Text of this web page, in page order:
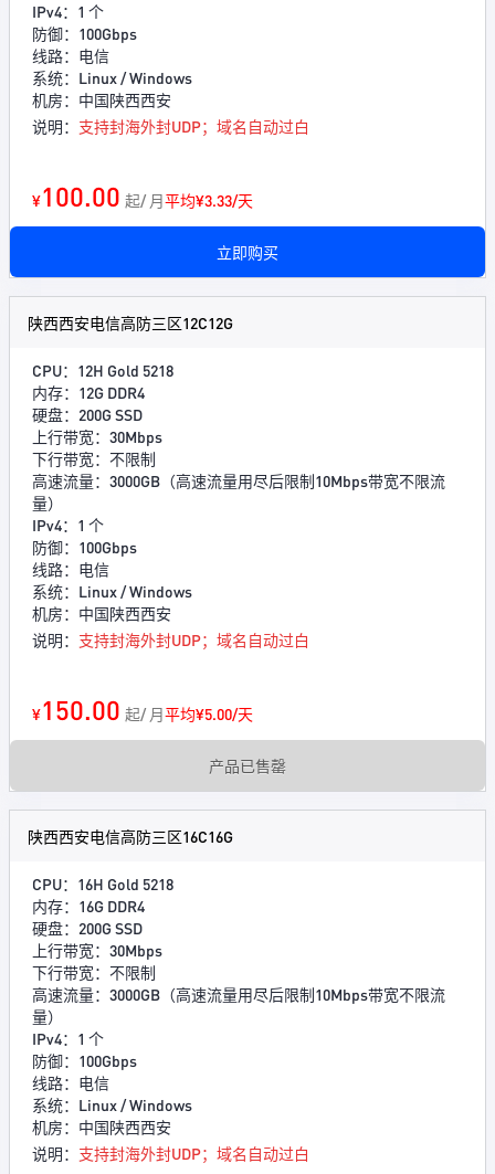
IPv4：1 个
防御：100Gbps
线路：电信
系统：Linux / Windows
机房：中国陕西西安
说明： 支持封海外封UDP；域名自动过白
¥100.00 起/ 月平均¥3.33/天
立即购买
陕西西安电信高防三区12C12G
CPU：12H Gold 5218
内存：12G DDR4
硬盘：200G SSD
上行带宽：30Mbps
下行带宽：不限制
高速流量：3000GB（高速流量用尽后限制10Mbps带宽不限流
量）
IPv4：1 个
防御：100Gbps
线路：电信
系统：Linux / Windows
机房：中国陕西西安
说明： 支持封海外封UDP；域名自动过白
¥150.00 起/ 月平均¥5.00/天
产品已售罄
陕西西安电信高防三区16C16G
CPU：16H Gold 5218
内存：16G DDR4
硬盘：200G SSD
上行带宽：30Mbps
下行带宽：不限制
高速流量：3000GB（高速流量用尽后限制10Mbps带宽不限流
量）
IPv4：1 个
防御：100Gbps
线路：电信
系统：Linux / Windows
机房：中国陕西西安
说明： 支持封海外封UDP；域名自动过白